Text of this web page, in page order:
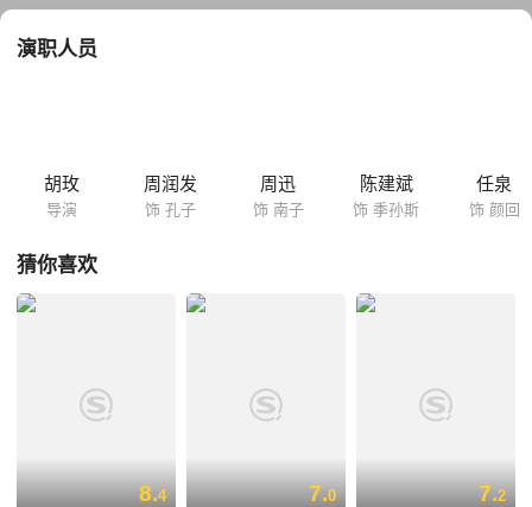
益，讨回三城，因此出任代国相。他提出隳三都的政策，引发佞臣谋反，
之作。
演职人员
胡玫
导演
周润发
饰 孔子
周迅
饰 南子
陈建斌
饰 季孙斯
任泉
饰 颜回
猜你喜欢
8.4 7.0 7.2